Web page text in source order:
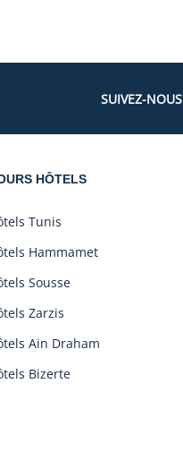
SUIVEZ-NOUS
HÔTELS
Tunis
Hammamet
Sousse
Zarzis
Ain Draham
Bizerte